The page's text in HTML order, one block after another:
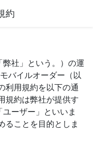
約
社」という。）の運
バイルオーダー（以
利用規約を以下の通
規約は弊社が提供す
ーザー」といいま
ることを目的としま